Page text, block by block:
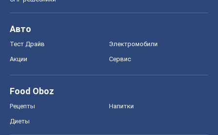
Авто
Тест Драйв Электромобили
Акции Сервис
Food Oboz
Рецепты Напитки
Диеты